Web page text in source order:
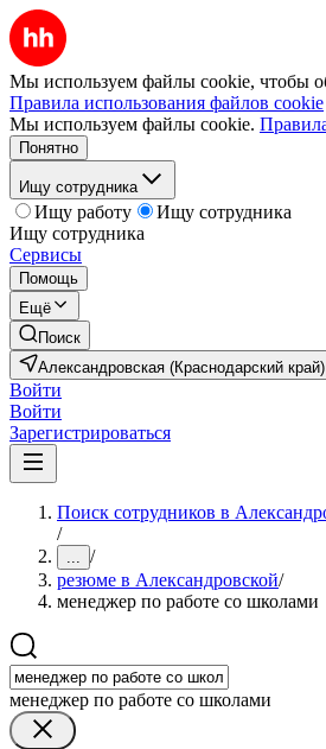
Мы используем файлы cookie, чтобы
Правила использования файлов cookie
Мы используем файлы cookie.
Понятно
Ищу сотрудника
Ищу работу
Ищу сотрудника
Ищу сотрудника
Сервисы
Помощь
Ещё
Поиск
Александровская (Краснодарский край)
Войти
Войти
Зарегистрироваться
Поиск сотрудников в
/
... /
резюме в Александровской/
менеджер по работе со школами
менеджер по работе со школами